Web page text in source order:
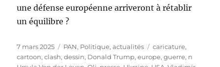
une défense européenne arriveront à rétablir
un équilibre ?
Publié
le
7 mars 2025 Catégories
PAN, Politique, actualités Étiquettes
caricature,
cartoon,clash,dessin, Donald Trump,europe,guerre, n